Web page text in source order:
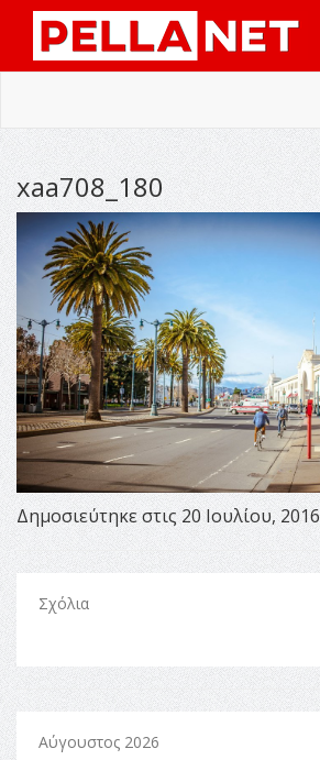
xaa708_180
Δημοσιεύτηκε στις 20 Ιουλίου, 2016
Σχόλια
Αύγουστος 2026